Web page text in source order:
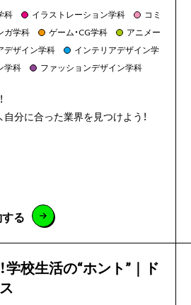
科 イラストレーション学科
コミ
ガ学科 ゲーム・CG学科
アニメー
デザイン学科
インテリアデザイン学
学科 ファッションデザイン学科
分に合った業界を見つけよう！
る
学校生活の“ホント”｜ド